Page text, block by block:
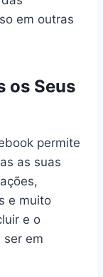
em outras
os Seus
permite
as suas
e muito
e o
ser em